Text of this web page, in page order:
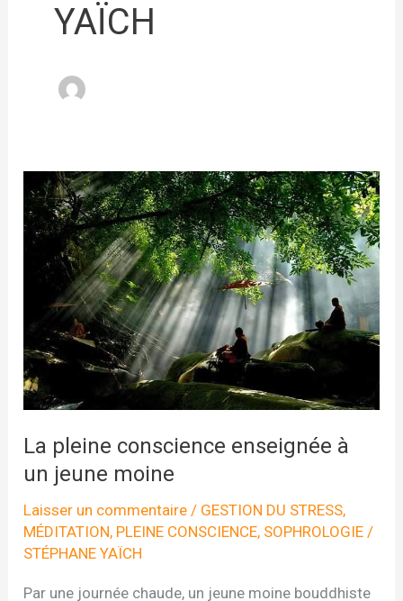
YAÏCH
La pleine conscience enseignée à
un jeune moine
Laisser un commentaire / GESTION DU STRESS,
MÉDITATION, PLEINE CONSCIENCE, SOPHROLOGIE /
STÉPHANE YAÏCH
Par une journée chaude, un jeune moine bouddhiste